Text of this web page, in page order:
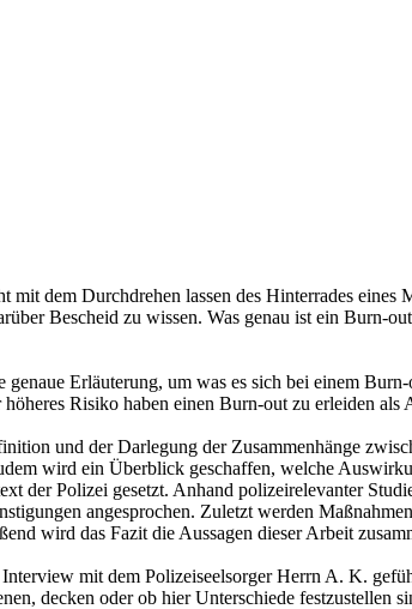
dem Durchdrehen lassen des Hinterrades eines
Bescheid zu wissen. Was genau ist ein Burn-
Erläuterung, um was es sich bei einem
Risiko haben einen Burn-out zu erleiden als
und der Darlegung der Zusammenhänge
wird ein Überblick geschaffen, welche
der Polizei gesetzt. Anhand polizeirelevanter
angesprochen. Zuletzt werden
wird das Fazit die Aussagen dieser Arbeit
mit dem Polizeiseelsorger Herrn A. K.
decken oder ob hier Unterschiede